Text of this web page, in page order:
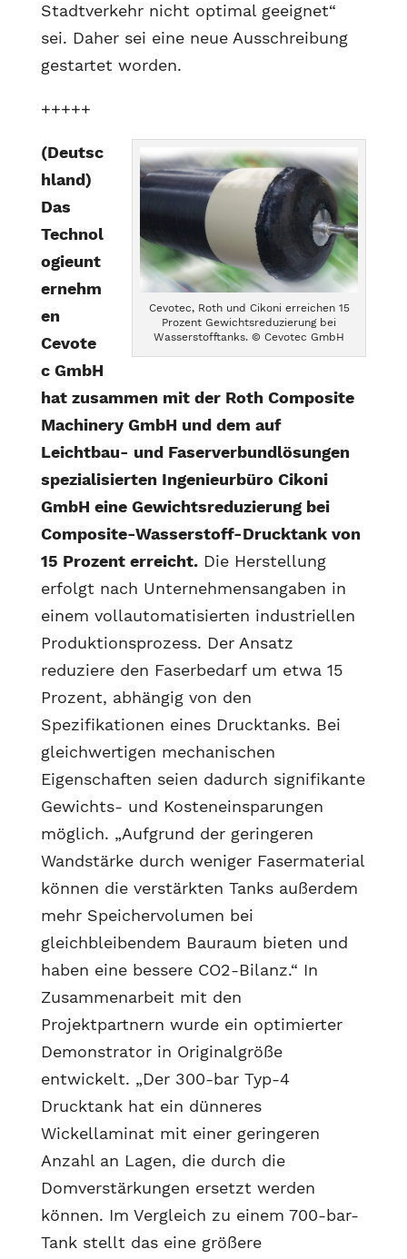
Stadtverkehr nicht optimal geeignet“
sei. Daher sei eine neue Ausschreibung
gestartet worden.
+++++
Cevotec, Roth und Cikoni erreichen 15
Prozent Gewichtsreduzierung bei
Wasserstofftanks. © Cevotec GmbH
(Deutsc
hland)
Das
Technol
ogieunt
ernehm
en
Cevote
c GmbH
hat zusammen mit der Roth Composite
Machinery GmbH und dem auf
Leichtbau- und Faserverbundlösungen
spezialisierten Ingenieurbüro Cikoni
GmbH eine Gewichtsreduzierung bei
Composite-Wasserstoff-Drucktank von
15 Prozent erreicht.Die Herstellung
erfolgt nach Unternehmensangaben in
einem vollautomatisierten industriellen
Produktionsprozess. Der Ansatz
reduziere den Faserbedarf um etwa 15
Prozent, abhängig von den
Spezifikationen eines Drucktanks. Bei
gleichwertigen mechanischen
Eigenschaften seien dadurch signifikante
Gewichts- und Kosteneinsparungen
möglich. „Aufgrund der geringeren
Wandstärke durch weniger Fasermaterial
können die verstärkten Tanks außerdem
mehr Speichervolumen bei
gleichbleibendem Bauraum bieten und
haben eine bessere CO2-Bilanz.“ In
Zusammenarbeit mit den
Projektpartnern wurde ein optimierter
Demonstrator in Originalgröße
entwickelt. „Der 300-bar Typ-4
Drucktank hat ein dünneres
Wickellaminat mit einer geringeren
Anzahl an Lagen, die durch die
Domverstärkungen ersetzt werden
können. Im Vergleich zu einem 700-bar-
Tank stellt das eine größere